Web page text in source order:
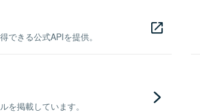
できる公式APIを提供。
を掲載しています。